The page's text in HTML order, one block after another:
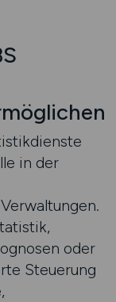
in der
oder
Steuerung